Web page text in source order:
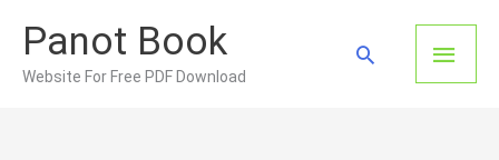
content
Panot Book
Website For Free PDF Download
Main
Search